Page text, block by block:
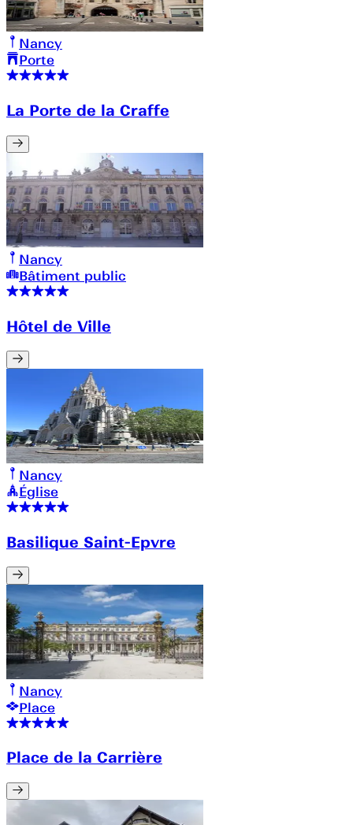
Nancy
Porte
La Porte de la Craffe
Nancy
Bâtiment public
Hôtel de Ville
Nancy
Église
Basilique Saint-Epvre
Nancy
Place
Place de la Carrière